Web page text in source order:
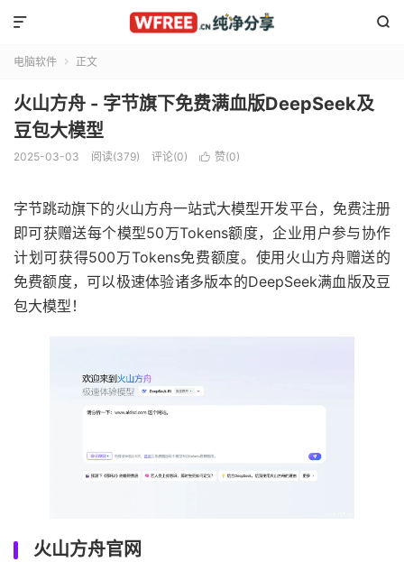


电脑软件  正文
火山方舟 - 字节旗下免费满血版DeepSeek及
豆包大模型
2025-03-03 阅读(379) 评论(0)  赞(0)
字节跳动旗下的火山方舟一站式大模型开发平台，免费注册
即可获赠送每个模型50万Tokens额度，企业用户参与协作
计划可获得500万Tokens免费额度。使用火山方舟赠送的
免费额度，可以极速体验诸多版本的DeepSeek满血版及豆
包大模型！
火山方舟官网